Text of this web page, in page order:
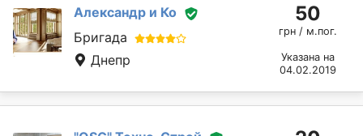
Александр и Ко
Бригада
Днепр
50
грн / м.пог.
Указана на
04.02.2019